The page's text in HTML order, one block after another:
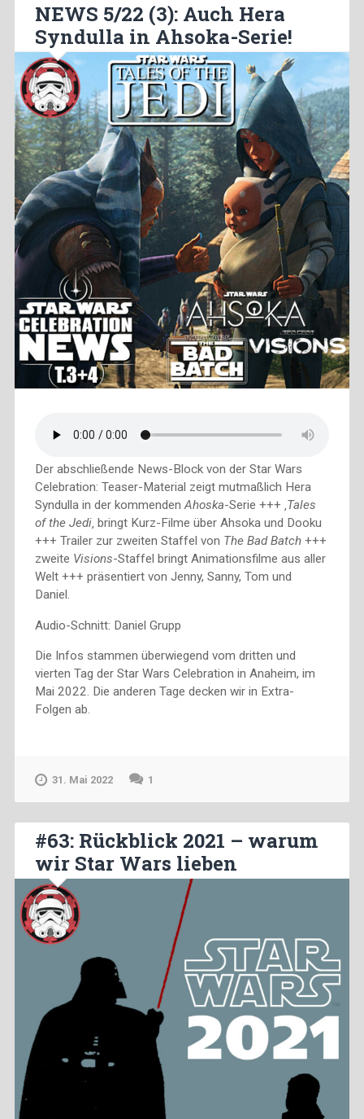
NEWS 5/22 (3): Auch Hera
Syndulla in Ahsoka-Serie!
Der abschließende News-Block von der Star Wars
Celebration: Teaser-Material zeigt mutmaßlich Hera
Syndulla in der kommendenAhoska-Serie +++ ‚Tales
of the Jedi‚ bringt Kurz-Filme über Ahsoka und Dooku
+++ Trailer zur zweiten Staffel von The Bad Batch+++
zweite Visions-Staffel bringt Animationsfilme aus aller
Welt +++ präsentiert von Jenny, Sanny, Tom und
Daniel.
Audio-Schnitt: Daniel Grupp
Die Infos stammen überwiegend vom dritten und
vierten Tag der Star Wars Celebration in Anaheim, im
Mai 2022. Die anderen Tage decken wir in Extra-
Folgen ab.
31. Mai 2022 1
#63: Rückblick 2021 – warum
wir Star Wars lieben